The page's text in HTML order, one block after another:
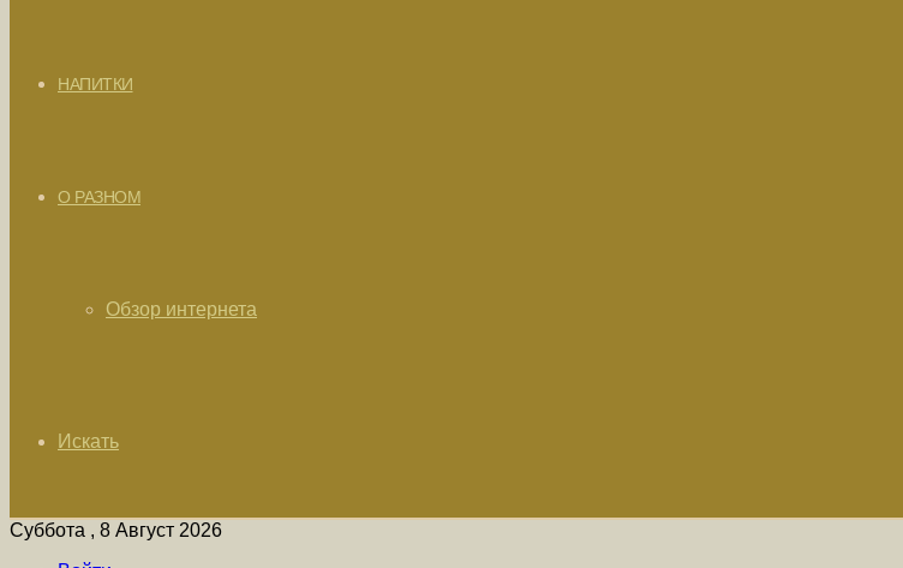
НАПИТКИ
О РАЗНОМ
Обзор интернета
Искать
Суббота , 8 Август 2026